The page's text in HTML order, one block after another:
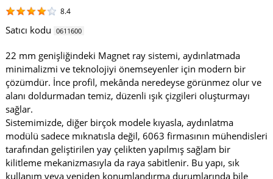
8.4
Satıcı kodu 0611600
22 mm genişliğindeki Magnet ray sistemi, aydınlatmada
minimalizmi ve teknolojiyi önemseyenler için modern bir
çözümdür. İnce profil, mekânda neredeyse görünmez olur ve
alanı doldurmadan temiz, düzenli ışık çizgileri oluşturmayı
sağlar.
Sistemimizde, diğer birçok modele kıyasla, aydınlatma
modülü sadece mıknatısla değil, 6063 firmasının mühendisleri
tarafından geliştirilen yay çelikten yapılmış sağlam bir
kilitleme mekanizmasıyla da raya sabitlenir. Bu yapı, sık
kullanım veya yeniden konumlandırma durumlarında bile